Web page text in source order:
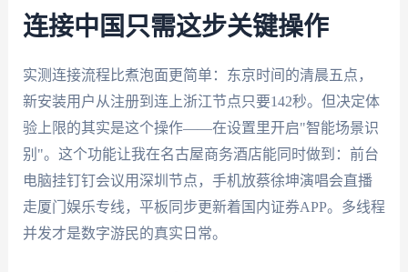
连接中国只需这步关键操作
实测连接流程比煮泡面更简单：东京时间的清晨五点，
新安装用户从注册到连上浙江节点只要142秒。但决定体
验上限的其实是这个操作——在设置里开启"智能场景识
别"。这个功能让我在名古屋商务酒店能同时做到：前台
电脑挂钉钉会议用深圳节点，手机放蔡徐坤演唱会直播
走厦门娱乐专线，平板同步更新着国内证券APP。多线程
并发才是数字游民的真实日常。